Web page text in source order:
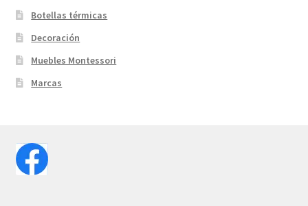
Botellas térmicas
Decoración
Muebles Montessori
Marcas